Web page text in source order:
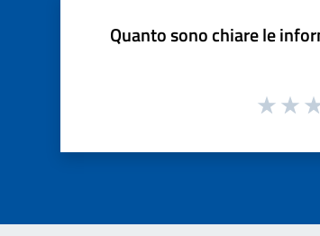
Quanto sono chiare le